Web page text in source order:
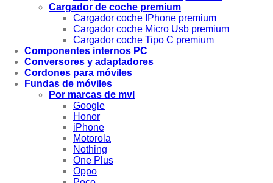
Cargador de coche premium
Cargador coche IPhone premium
Cargador coche Micro Usb premium
Cargador coche Tipo C premium
Componentes internos PC
Conversores y adaptadores
Cordones para móviles
Fundas de móviles
Por marcas de mvl
Google
Honor
iPhone
Motorola
Nothing
One Plus
Oppo